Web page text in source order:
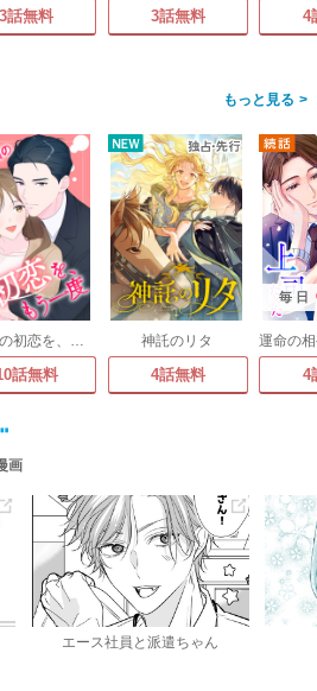
3話無料 3話無料 4
>
あの日の初恋を、もう一度
話無料
神託のリタ
4話無料
毎日
4
画
エース社員と派遣ちゃん